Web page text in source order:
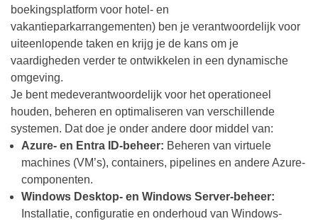
boekingsplatform voor hotel- en
vakantieparkarrangementen) ben je verantwoordelijk voor
uiteenlopende taken en krijg je de kans om je
vaardigheden verder te ontwikkelen in een dynamische
omgeving.
Je bent medeverantwoordelijk voor het operationeel
houden, beheren en optimaliseren van verschillende
systemen. Dat doe je onder andere door middel van:
Azure- en Entra ID-beheer: Beheren van virtuele
machines (VM’s), containers, pipelines en andere Azure-
componenten.
Windows Desktop- en Windows Server-beheer:
Installatie, configuratie en onderhoud van Windows-